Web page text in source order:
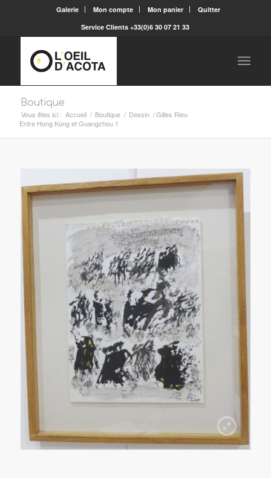
Galerie Mon compte Mon panier
Quitter
Service Clients +33(0)6 30 07 21 33
Boutique
Vous êtes ici : Accueil / Boutique / Dessin /Gilles Rieu
Entre Hong Kong et Guangzhou 1